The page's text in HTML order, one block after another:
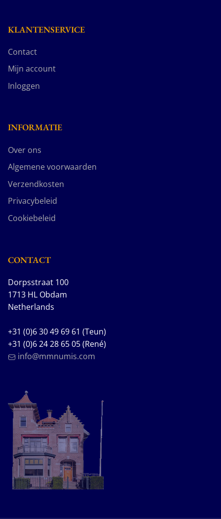
KLANTENSERVICE
Contact
Mijn account
Inloggen
INFORMATIE
Over ons
Algemene voorwaarden
Verzendkosten
Privacybeleid
Cookiebeleid
CONTACT
Dorpsstraat 100
1713 HL Obdam
Netherlands
+31 (0)6 30 49 69 61 (Teun)
+31 (0)6 24 28 65 05 (René)
info@mmnumis.com